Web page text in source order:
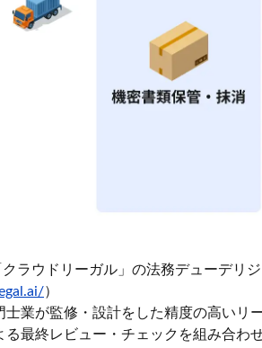
ラウドリーガル」の法務デューデリ
）
業が監修・設計をした精度の高いリ
る最終レビュー・チェックを組み合わ
シングルサインオン
すでにアカウントをお持ちの方は